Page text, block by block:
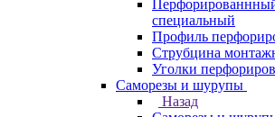
специальный
Профиль
Струбцина
Уголки
Саморезы и шурупы
Назад